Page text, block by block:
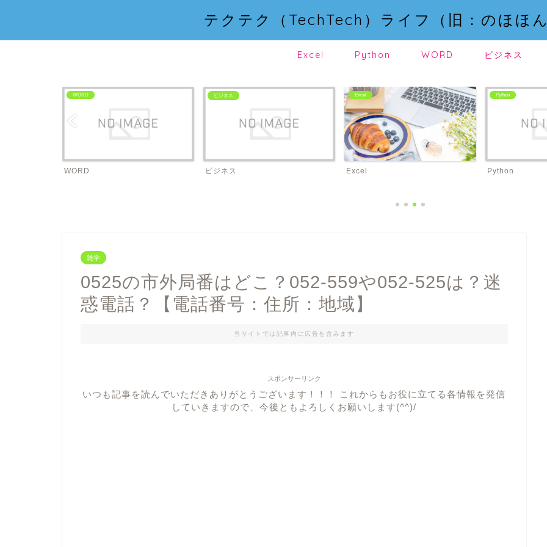
テクテク（TechTech）ライフ（旧：のほほん
Excel Python WORD ビジネス
WORD
WORD
ビジネス
ビジネス
Excel
Excel
Python
Python
雑学
0525の市外局番はどこ？052‐559や052‐525は？迷
惑電話？【電話番号：住所：地域】
当サイトでは記事内に広告を含みます
スポンサーリンク
いつも記事を読んでいただきありがとうございます！！！ これからもお役に立てる各情報を発信
していきますので、今後ともよろしくお願いします(^^)/